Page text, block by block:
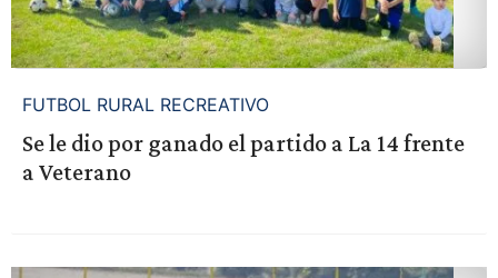
FUTBOL RURAL RECREATIVO
Se le dio por ganado el partido a La 14 frente
a Veterano